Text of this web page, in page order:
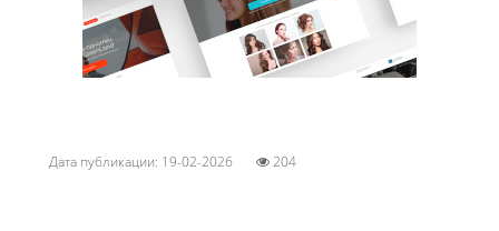
Дата публикации: 19-02-2026 204